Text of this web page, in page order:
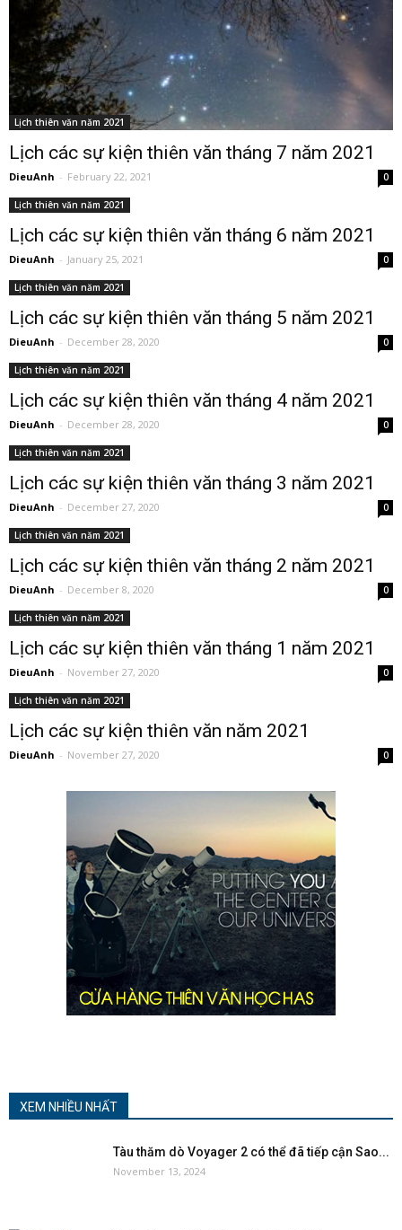
Lịch thiên văn năm 2021
Lịch các sự kiện thiên văn tháng 7 năm 2021
DieuAnh - February 22, 2021 0
Lịch thiên văn năm 2021
Lịch các sự kiện thiên văn tháng 6 năm 2021
DieuAnh - January 25, 2021 0
Lịch thiên văn năm 2021
Lịch các sự kiện thiên văn tháng 5 năm 2021
DieuAnh - December 28, 2020 0
Lịch thiên văn năm 2021
Lịch các sự kiện thiên văn tháng 4 năm 2021
DieuAnh - December 28, 2020 0
Lịch thiên văn năm 2021
Lịch các sự kiện thiên văn tháng 3 năm 2021
DieuAnh - December 27, 2020 0
Lịch thiên văn năm 2021
Lịch các sự kiện thiên văn tháng 2 năm 2021
DieuAnh - December 8, 2020 0
Lịch thiên văn năm 2021
Lịch các sự kiện thiên văn tháng 1 năm 2021
DieuAnh - November 27, 2020 0
Lịch thiên văn năm 2021
Lịch các sự kiện thiên văn năm 2021
DieuAnh - November 27, 2020 0
XEM NHIỀU NHẤT
Tàu thăm dò Voyager 2 có thể đã tiếp cận Sao...
November 13, 2024